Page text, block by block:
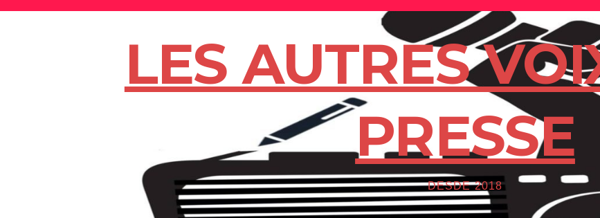
Skip
LES AUTRES
PRESSE
DESDE 2018